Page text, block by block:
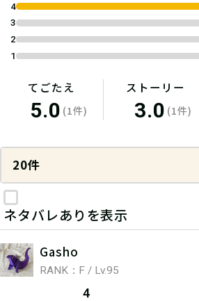
4
3
2
1
てごたえ
5.0 (1件)
ストーリー
3.0 (1件)
20件
ネタバレありを表示
Gasho
RANK：F / Lv.95
4